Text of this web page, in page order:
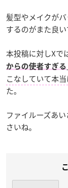
髪型やメイクが
するのがまた良い
本投稿に対しXで
からの使者すぎる
こなしていて本
た。
ファイルーズあ
さいね。